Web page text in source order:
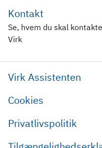
Kontakt
Se, hvem du skal
Virk
Virk Assistenten
Cookies
Privatlivspolitik